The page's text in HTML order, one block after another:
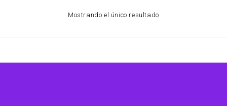
Mostrando el único resultado